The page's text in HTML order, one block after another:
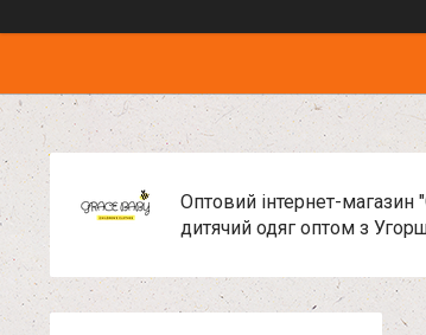
Оптовий інтернет-магазин
дитячий одяг оптом з